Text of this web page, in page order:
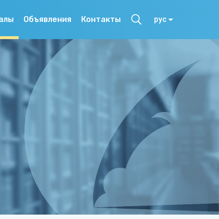
Объявления Контакты рус